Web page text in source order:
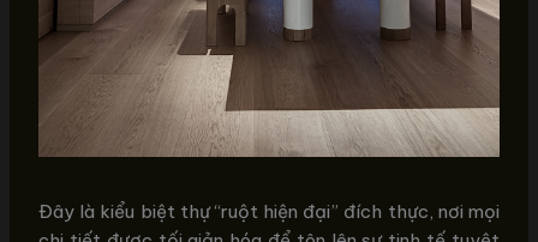
Đây là kiểu biệt thự “ruột hiện đại” đích thực, nơi mọi